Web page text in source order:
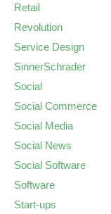
Retail
Revolution
Service Design
SinnerSchrader
Social
Social Commerce
Social Media
Social News
Social Software
Software
Start-ups